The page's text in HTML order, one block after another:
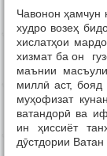
Чавонон ҳамчун
худро возеҳ
хислатҳои
хизмат ба он
маънии
миллӣ аст, бояд
муҳофизат
ватандорӣ ва
ин ҳиссиёт
дӯстдории